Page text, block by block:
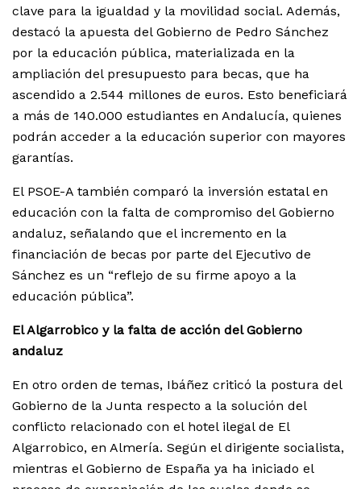
clave para la igualdad y la movilidad social. Además,
destacó la apuesta del Gobierno de Pedro Sánchez
por la educación pública, materializada en la
ampliación del presupuesto para becas, que ha
ascendido a 2.544 millones de euros. Esto beneficiará
a más de 140.000 estudiantes en Andalucía, quienes
podrán acceder a la educación superior con mayores
garantías.
El PSOE-A también comparó la inversión estatal en
educación con la falta de compromiso del Gobierno
andaluz, señalando que el incremento en la
financiación de becas por parte del Ejecutivo de
Sánchez es un “reflejo de su firme apoyo a la
educación pública”.
El Algarrobico y la falta de acción del Gobierno
andaluz
En otro orden de temas, Ibáñez criticó la postura del
Gobierno de la Junta respecto a la solución del
conflicto relacionado con el hotel ilegal de El
Algarrobico, en Almería. Según el dirigente socialista,
mientras el Gobierno de España ya ha iniciado el